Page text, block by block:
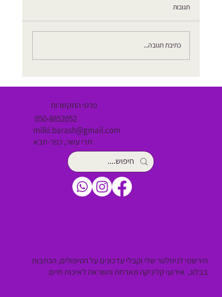
איך להתכונן ללידה דרך השיאצו
תגובות
כתיבת תגובה...
הירשמי לניוזלטר שלי וקבלי עדכונים על הטיפולים, הכתבות
בבלוג, אירועי קליניקה מארחת והשראה לאיכות חיים.
פרטי התקשרות
050-8852052
milki.barash@gmail.com
תרי עשר, כפר-סבא